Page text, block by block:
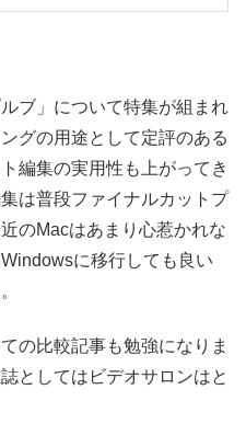
ブ」について特集が組まれ
グの用途として定評のある
編集の実用性も上がってき
は普段ファイナルカットプ
のMacはあまり心惹かれな
に移行しても良い
の比較記事も勉強になりま
としてはビデオサロンはと